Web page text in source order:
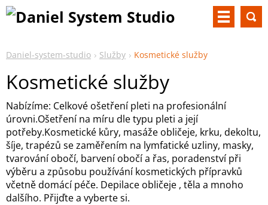
Daniel-system-studio Služby Kosmetické služby
Kosmetické služby
Nabízíme: Celkové ošetření pleti na profesionální
úrovni.Ošetření na míru dle typu pleti a její
potřeby.Kosmetické kůry, masáže obličeje, krku, dekoltu,
šíje, trapézů se zaměřením na lymfatické uzliny, masky,
tvarování obočí, barvení obočí a řas, poradenství při
výběru a způsobu používání kosmetických přípravků
včetně domácí péče. Depilace obličeje , těla a mnoho
dalšího. Přijďte a vyberte si.